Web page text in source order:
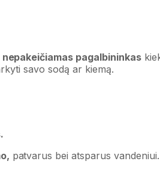
nepakeičiamas pagalbininkas
savo sodą ar kiemą.
patvarus bei atsparus vandeniui.